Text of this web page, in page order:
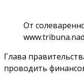
От
Глава
проводить